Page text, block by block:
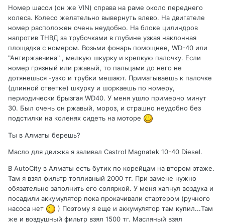
Номер шасси (он же VIN) справа на раме около переднего
колеса. Колесо желательно вывернуть влево. На двигателе
номер расположен очень неудобно. На блоке цилиндров
напротив ТНВД за трубочками в глубине узкая наклонная
площадка с номером. Возьми фонарь помощнее, WD-40 или
"Антиржавчина" , мелкую шкурку и крепкую палочку. Если
номер грязный или ржавый, то пальцами до него не
дотянешься -узко и трубки мешают. Приматываешь к палочке
(длинной ответке) шкурку и шоркаешь по номеру,
периодически брызгая WD40. У меня ушло примерно минут
30. Был очень он ржавый, мороз, и страшно неудобно без
подстилки на коленях сидеть на моторе
Ты в Алматы берешь?
Масло для движка я заливал Castrol Magnatek 10-40 Diesel.
В AutoCity в Алматы есть бутик по корейцам на втором этаже.
Там я взял фильтр топливный 2000 тг. При замене нужно
обязательно заполнить его соляркой. У меня хапнул воздуха и
посадили аккумулятор пока прокачивали стартером (ручного
насоса нет
) Поэтому я еще и аккумулятор там купил...Там
же и воздушный фильтр взял 1500 тг. Масляный взял